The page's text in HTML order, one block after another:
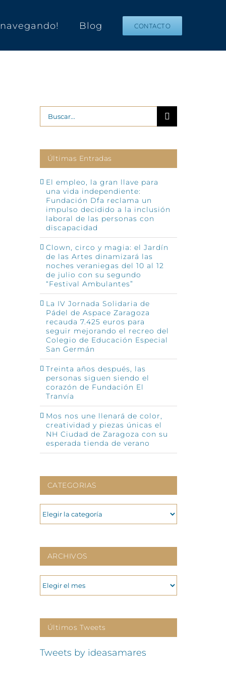
navegando! Blog CONTACTO
Buscar:
Últimas Entradas
El empleo, la gran llave para
una vida independiente:
Fundación Dfa reclama un
impulso decidido a la inclusión
laboral de las personas con
discapacidad
Clown, circo y magia: el Jardín
de las Artes dinamizará las
noches veraniegas del 10 al 12
de julio con su segundo
“Festival Ambulantes”
La IV Jornada Solidaria de
Pádel de Aspace Zaragoza
recauda 7.425 euros para
seguir mejorando el recreo del
Colegio de Educación Especial
San Germán
Treinta años después, las
personas siguen siendo el
corazón de Fundación El
Tranvía
Mos nos une llenará de color,
creatividad y piezas únicas el
NH Ciudad de Zaragoza con su
esperada tienda de verano
CATEGORIAS
CATEGORIAS
ARCHIVOS
ARCHIVOS
Últimos Tweets
Tweets by ideasamares